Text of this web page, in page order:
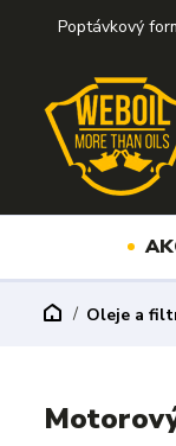
Poptávkový
Oleje a